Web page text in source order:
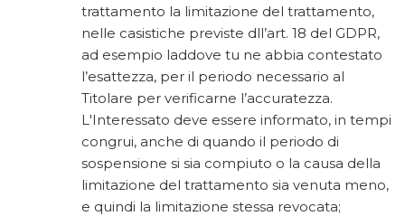
trattamento la limitazione del trattamento,
nelle casistiche previste dll’art. 18 del GDPR,
ad esempio laddove tu ne abbia contestato
l’esattezza, per il periodo necessario al
Titolare per verificarne l’accuratezza.
L'Interessato deve essere informato, in tempi
congrui, anche di quando il periodo di
sospensione si sia compiuto o la causa della
limitazione del trattamento sia venuta meno,
e quindi la limitazione stessa revocata;